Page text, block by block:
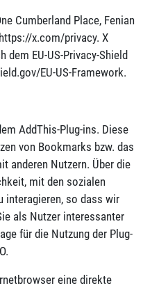
Cumberland Place, Fenian
x.com/privacy. X
EU-US-Privacy-Shield
EU-US-Framework.
AddThis-Plug-ins. Diese
von Bookmarks bzw. das
anderen Nutzern. Über die
mit den sozialen
interagieren, so dass wir
als Nutzer interessanter
für die Nutzung der Plug-
eine direkte